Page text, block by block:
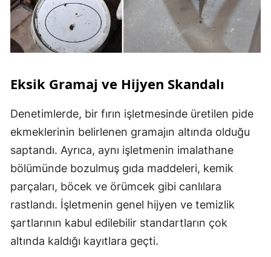
Eksik Gramaj ve Hijyen Skandalı
Denetimlerde, bir fırın işletmesinde üretilen pide
ekmeklerinin belirlenen gramajın altında olduğu
saptandı. Ayrıca, aynı işletmenin imalathane
bölümünde bozulmuş gıda maddeleri, kemik
parçaları, böcek ve örümcek gibi canlılara
rastlandı. İşletmenin genel hijyen ve temizlik
şartlarının kabul edilebilir standartların çok
altında kaldığı kayıtlara geçti.